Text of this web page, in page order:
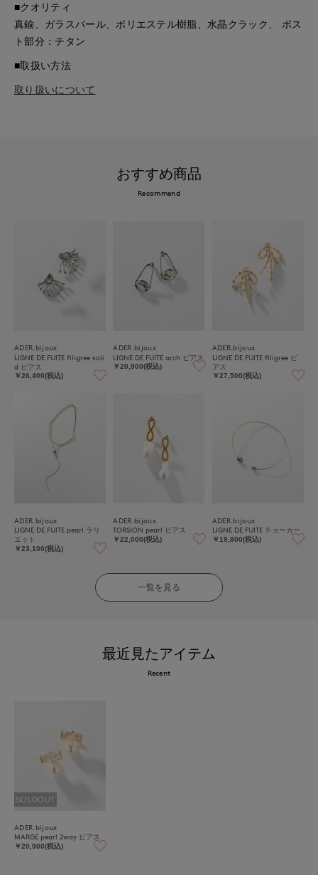
■クオリティ
真鍮、ガラスパール、ポリエステル樹脂、水晶クラック、 ポス
ト部分：チタン
■取扱い方法
取り扱いについて
おすすめ商品
Recommend
ADER.bijoux
LIGNE DE FUITE filigree soli
d ピアス
￥26,400(税込)
ADER.bijoux
LIGNE DE FUITE arch ピアス
￥20,900(税込)
ADER.bijoux
LIGNE DE FUITE filigree ピ
アス
￥27,500(税込)
ADER.bijoux
LIGNE DE FUITE pearl ラリ
エット
￥23,100(税込)
ADER.bijoux
TORSION pearl ピアス
￥22,000(税込)
ADER.bijoux
LIGNE DE FUITE チョーカー
￥19,800(税込)
一覧を見る
最近見たアイテム
Recent
SOLDOUT
ADER.bijoux
MARGE pearl 2way ピアス
￥20,900(税込)